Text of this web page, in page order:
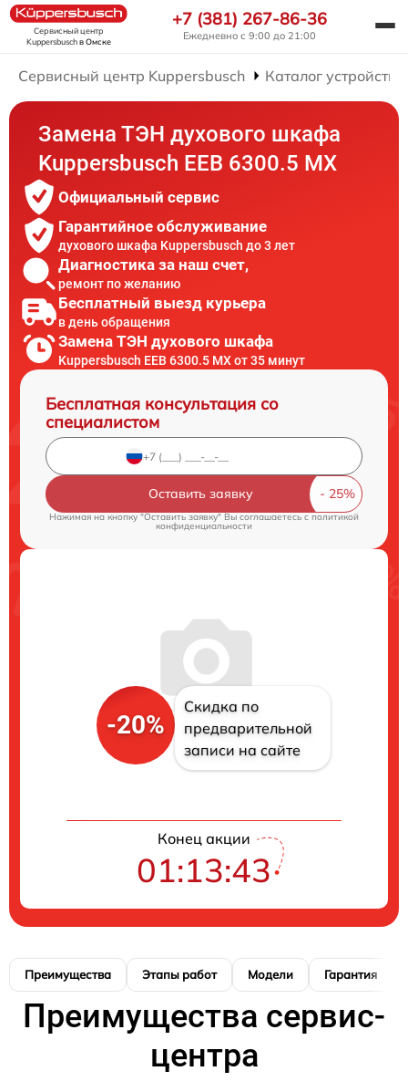
Сервисный центр
Kuppersbuschв Омске
+7 (381) 267-86-36
Ежедневно с 9:00 до 21:00
Сервисный центр Kuppersbusch Каталог устройств
Замена ТЭН духового шкафа
Kuppersbusch EEB 6300.5 MX
Официальный сервис
Гарантийное обслуживание
духового шкафа Kuppersbusch до 3 лет
Диагностика за наш счет,
ремонт по желанию
Бесплатный выезд курьера
в день обращения
Замена ТЭН духового шкафа
Kuppersbusch EEB 6300.5 MX от 35 минут
Бесплатная консультация со
специалистом
Оставить заявку
Нажимая на кнопку "Оставить заявку" Вы соглашаетесь c политикой
конфиденциальности
-20%
Скидка по
предварительной
записи на сайте
Конец акции
01:13:42
Преимущества Этапы работ Модели Гарантия
Преимущества сервис-
центра